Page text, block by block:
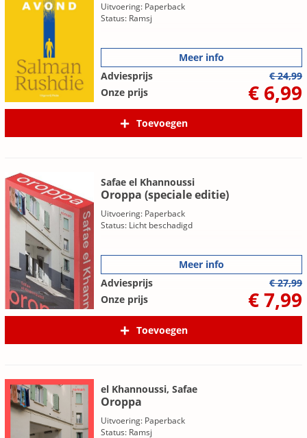
Uitvoering: Paperback
Status: Ramsj
Meer info
Adviesprijs
€ 24,99
Onze prijs
€ 6,99
Toevoegen
Safae el Khannoussi
Oroppa (speciale editie)
Uitvoering: Paperback
Status: Licht beschadigd
Meer info
Adviesprijs
€ 27,99
Onze prijs
€ 7,99
Toevoegen
el Khannoussi, Safae
Oroppa
Uitvoering: Paperback
Status: Ramsj